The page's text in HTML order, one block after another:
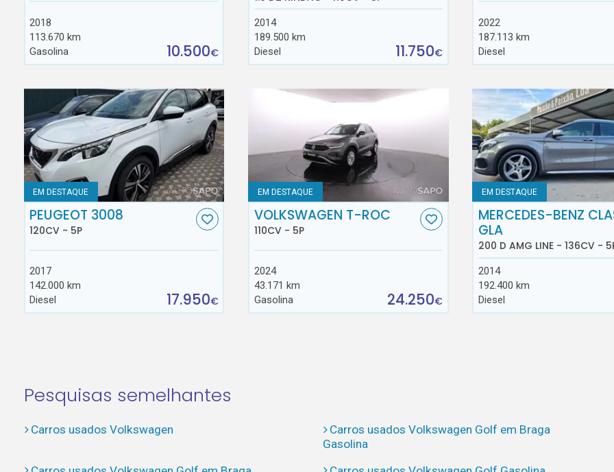
2018
113.670 km
Gasolina
10.500€
2014
189.500 km
Diesel
11.750€
2022
187.113 km
Diesel
EM DESTAQUE
PEUGEOT 3008
120CV - 5P
2017
142.000 km
Diesel
17.950€
EM DESTAQUE
VOLKSWAGEN T-ROC
110CV - 5P
2024
43.171 km
Gasolina
24.250€
EM DESTAQUE
MERCEDES-BENZ
GLA
200 D AMG LINE - 136CV -
2014
192.400 km
Diesel
Pesquisas semelhantes
Carros usados Volkswagen
Carros usados Volkswagen Golf em Braga
Gasolina